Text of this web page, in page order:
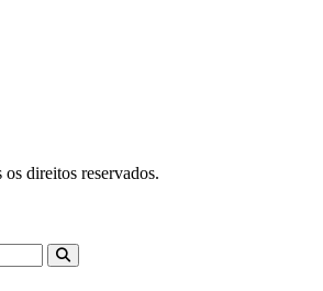
direitos reservados.